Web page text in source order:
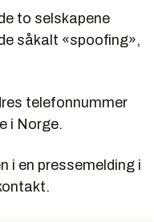
to selskapene
såkalt «spoofing»,
telefonnummer
i Norge.
i en pressemelding i